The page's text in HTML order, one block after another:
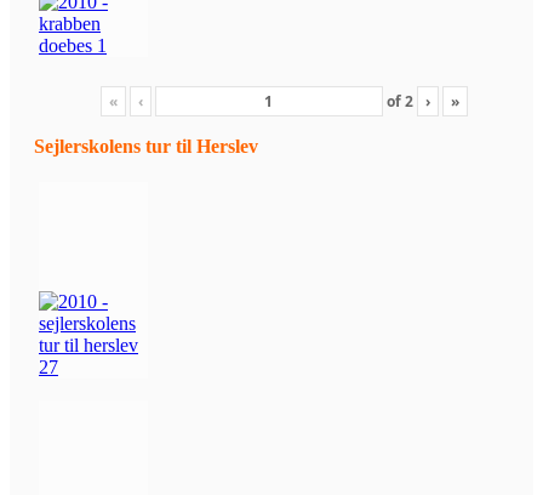
« ‹ of2 › »
Sejlerskolens tur til Herslev